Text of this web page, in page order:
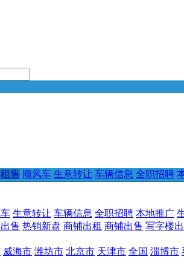
售 顺风车 生意转让 车辆信息 全职招聘
生意转让 车辆信息 全职招聘 本地推广
售 热销新盘 商铺出租 商铺出售 写字楼
威海市 潍坊市 北京市 天津市 全国 淄博市